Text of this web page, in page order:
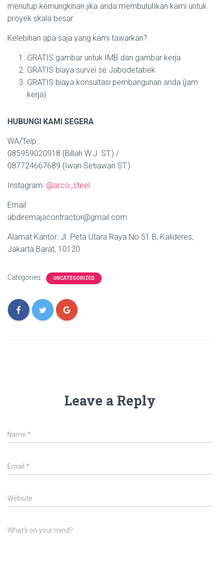
menutup kemungkinan jika anda membutuhkan kami untuk
proyek skala besar.
Kelebihan apa saja yang kami tawarkan?
GRATIS gambar untuk IMB dan gambar kerja
GRATIS biaya survei se Jabodetabek
GRATIS biaya konsultasi pembangunan anda (jam
kerja)
HUBUNGI KAMI SEGERA
WA/Telp :
085959020918 (Billah W.J. ST.) /
087724667689 (Iwan Setiawan ST.)
Instagram: @arco_steel
Email:
abdiremajacontractor@gmail.com
Alamat Kantor: Jl. Peta Utara Raya No.51 B, Kalideres,
Jakarta Barat, 10120
Categories: UNCATEGORIZED
Leave a Reply
Name *
Email *
Website
What's on your mind?